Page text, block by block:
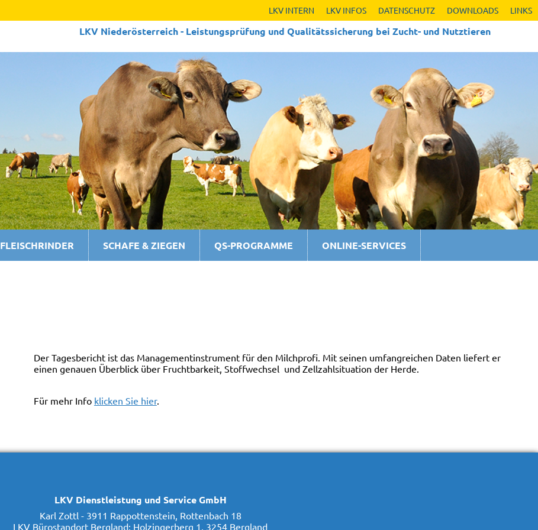
LKV INTERN LKV INFOS DATENSCHUTZ DOWNLOADS LINKS
LKV Niederösterreich - Leistungs­prüfung und Qualitäts­sicherung bei Zucht- und Nutztieren
FLEISCHRINDER SCHAFE & ZIEGEN QS-PROGRAMME ONLINE-SERVICES
Der Tagesbericht ist das Managementinstrument für den Milchprofi. Mit seinen umfangreichen Daten liefert er
einen genauen Überblick über Fruchtbarkeit, Stoffwechsel und Zellzahlsituation der Herde.
Für mehr Info klicken Sie hier.
LKV Dienstleistung und Service GmbH
Karl Zottl - 3911 Rappottenstein, Rottenbach 18
LKV Bürostandort Bergland: Holzingerberg 1, 3254 Bergland